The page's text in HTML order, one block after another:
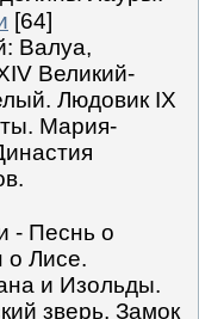
[64]
Валуа,
Великий-
Людовик IX
Мария-
- Песнь о
о Лисе.
и Изольды.
зверь, Замок